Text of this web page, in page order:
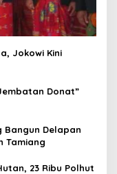
Jokowi Kini
Donat”
Bangun Delapan
Tamiang
23 Ribu Polhut